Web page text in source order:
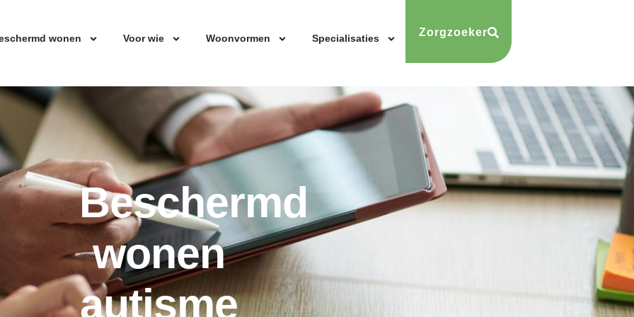
wonen Voor wie Woonvormen Specialisaties Zorgzoeker
Beschermd
wonen
autisme